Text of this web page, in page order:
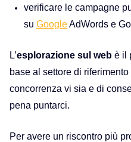
verificare le campagne
su GoogleAdWords e
L’esplorazione sul web è il
base al settore di
concorrenza vi sia e di
pena puntarci.
Per avere un riscontro più